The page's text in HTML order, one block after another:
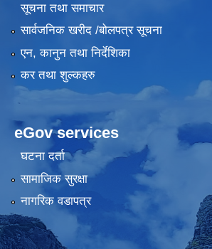
सूचना तथा समाचार
सार्वजनिक खरीद /बोलपत्र सूचना
एन, कानुन तथा निर्देशिका
कर तथा शुल्कहरु
eGov services
घटना दर्ता
सामाजिक सुरक्षा
नागरिक वडापत्र